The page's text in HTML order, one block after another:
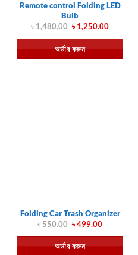
Remote control Folding LED
Bulb
৳1,480.00 Original
price
was:
৳ 1,480.00.
৳1,250.00Current
is:
৳
অর্ডার করুন
Folding Car Trash Organizer
৳550.00 Original
was:
৳ 550.00.
৳499.00Current
is:
৳ 499.00.
অর্ডার করুন